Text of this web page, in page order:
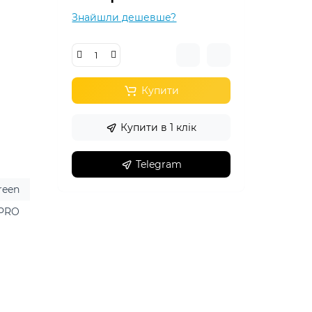
Знайшли дешевше?
Купити
Купити в 1 клік
Telegram